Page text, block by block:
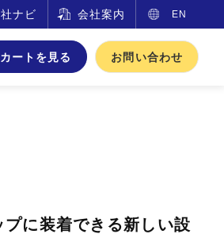
ナビ 会社案内 EN
カートを見る お問い合わせ
に装着できる新しい設